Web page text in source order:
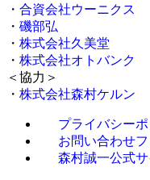
・ 合資会社ウーニクス
・ 磯部弘
・ 株式会社久美堂
・ 株式会社オトバンク
＜協力＞
・ 株式会社森村ケルン
プライバシー
お問い合わせ
森村誠一公式サ